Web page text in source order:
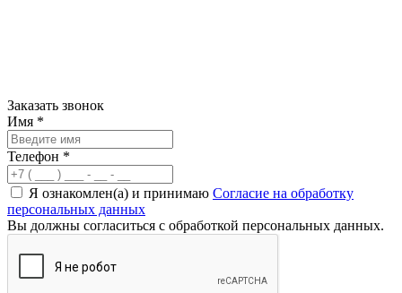
Заказать звонок
Имя *
Телефон *
Я ознакомлен(а) и принимаю Согласие на обработку
персональных данных
Вы должны согласиться с обработкой персональных данных.